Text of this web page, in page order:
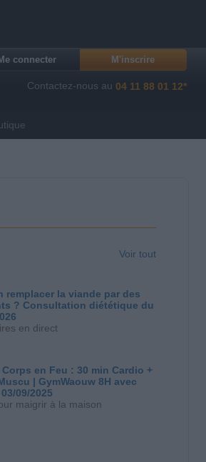
connecter M'inscrire
Contactez-nous au 04 11 88 01 12*
Voir tout
remplacer la viande par des
? Consultation diététique du
en direct
en Feu : 30 min Cardio +
| GymWaouw 8H avec
09/2025
maigrir à la maison